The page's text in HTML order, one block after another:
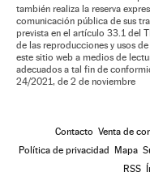
también realiza la reserva
comunicación pública de sus
prevista en el artículo 33.1 del
de las reproducciones y usos
este sitio web a medios de
adecuados a tal fin de
24/2021, de 2 de noviembre
Contacto Venta de
Política de privacidad
Mapa
RSS